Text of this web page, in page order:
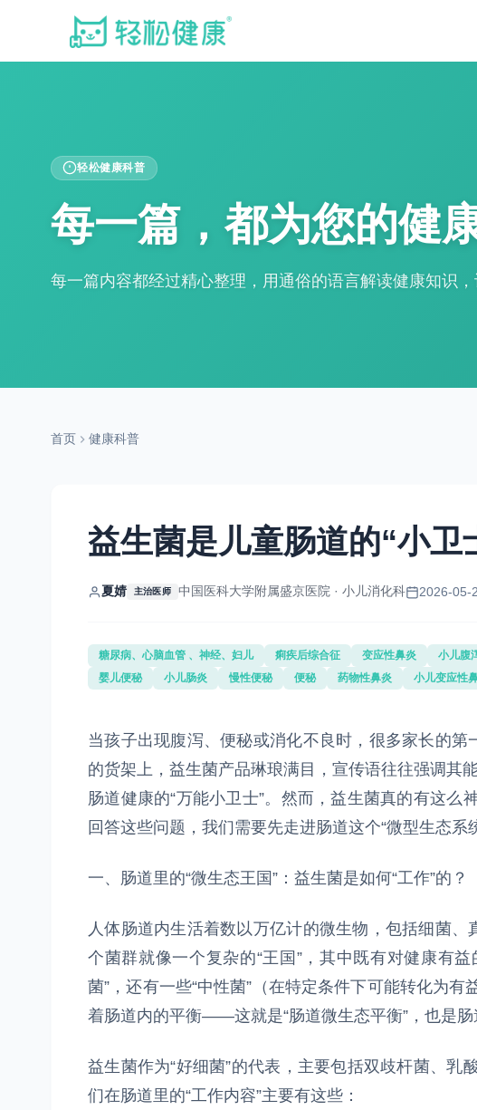
轻松健康科普
每一篇，都为您的健
每一篇内容都经过精心整理，用通俗的语言解读健康知识，
首页 健康科普
益生菌是儿童肠道的“小卫
夏婧 主治医师 中国医科大学附属盛京医院 · 小儿消化科 2026-05-
糖尿病、心脑血管 、神经、妇儿 痢疾后综合征 变应性鼻炎 小儿腹
婴儿便秘
小儿肠炎 慢性便秘 便秘 药物性鼻炎 小儿变应性
当孩子出现腹泻、便秘或消化不良时，很多家长的第
的货架上，益生菌产品琳琅满目，宣传语往往强调其
肠道健康的“万能小卫士”。然而，益生菌真的有这
回答这些问题，我们需要先走进肠道这个“微型生态系
一、肠道里的“微生态王国”：益生菌是如何“工作”的？
人体肠道内生活着数以万亿计的微生物，包括细菌
个菌群就像一个复杂的“王国”，其中既有对健康有
菌”，还有一些“中性菌”（在特定条件下可能转化为
着肠道内的平衡——这就是“肠道微生态平衡”，也是肠
益生菌作为“好细菌”的代表，主要包括双歧杆菌、乳
们在肠道里的“工作内容”主要有这些：